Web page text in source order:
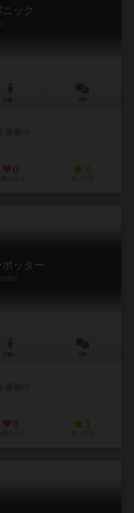
ック
0
お気に入り
0
持ってる
ッター
0
お気に入り
1
持ってる